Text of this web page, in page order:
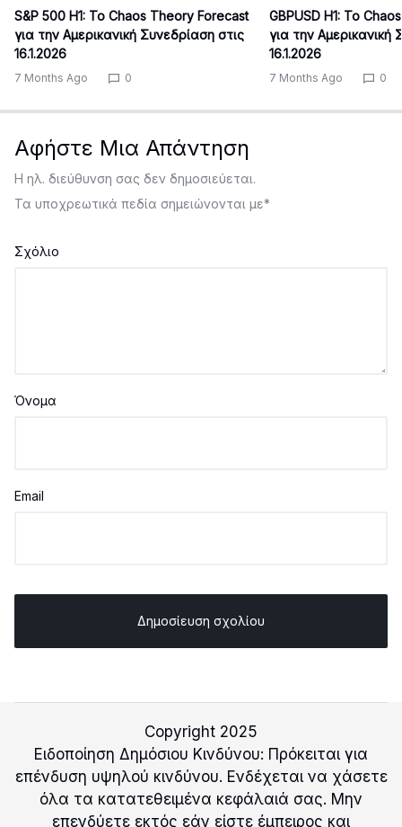
S&P 500 H1: Το Chaos Theory Forecast
για την Αμερικανική Συνεδρίαση στις
16.1.2026
7 Months Ago 0
GBPUSD H1: Το
για την Αμερικανική
16.1.2026
7 Months Ago 0
Αφήστε Μια Απάντηση
Η ηλ. διεύθυνση σας δεν δημοσιεύεται.
Τα υποχρεωτικά πεδία σημειώνονται με*
Σχόλιο
Όνομα
Email
Copyright 2025
Ειδοποίηση Δημόσιου Κινδύνου: Πρόκειται για
επένδυση υψηλού κινδύνου. Ενδέχεται να χάσετε
όλα τα κατατεθειμένα κεφάλαιά σας. Μην
επενδύετε εκτός εάν είστε έμπειρος και